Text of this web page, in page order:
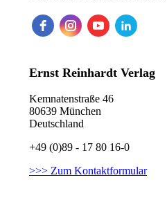
Ernst Reinhardt Verlag
Kemnatenstraße 46
80639 München
Deutschland
+49 (0)89 - 17 80 16-0
>>> Zum Kontaktformular